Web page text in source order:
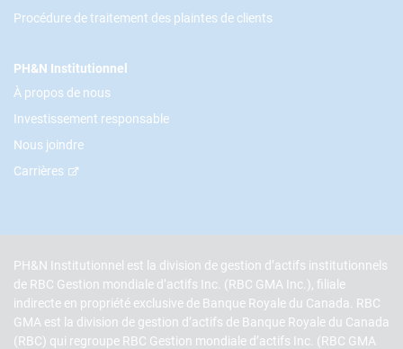
Procédure de traitement des plaintes de clients
PH&N Institutionnel
À propos de nous
Investissement responsable
Nous joindre
Carrières
PH&N Institutionnel est la division de gestion d’actifs institutionnels
de RBC Gestion mondiale d’actifs Inc. (RBC GMA Inc.), filiale
indirecte en propriété exclusive de Banque Royale du Canada. RBC
GMA est la division de gestion d’actifs de Banque Royale du Canada
(RBC) qui regroupe RBC Gestion mondiale d’actifs Inc. (RBC GMA